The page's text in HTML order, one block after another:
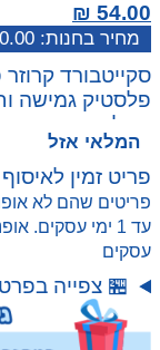
המקורי
היה:
₪ 70.00.
₪ 54.00
הנוכחי
הוא:
₪ 54.00.
סקייטבורד קרוזר
פלסטיק גמישה
החלקה בעיצוב
הסקייטבורד
העליון מחוספס
חלקה ומהנה.
משקל מקסימאלי עד 30 ק”ג 3 צבעים
המלאי אזל
פריט זמין
פריטים שהם לא
עסקים
🏪 צפייה